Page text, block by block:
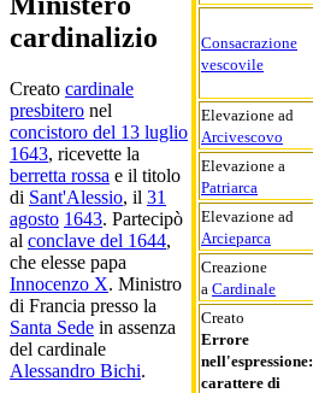
Consacrazione
vescovile
Elevazione ad
Arcivescovo
Elevazione a
Patriarca
Elevazione ad
Arcieparca
Creazione
a Cardinale
Creato
Errore
nell'espressione:
carattere di
cardinalizio
Creato cardinale
presbitero nel
concistoro del 13 luglio
1643, ricevette la
berretta rossa e il titolo
di Sant'Alessio, il 31
agosto 1643. Partecipò
al conclave del 1644,
che elesse papa
Innocenzo X. Ministro
di Francia presso la
Santa Sede in assenza
del cardinale
Alessandro Bichi.